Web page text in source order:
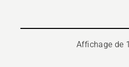
Affichage de